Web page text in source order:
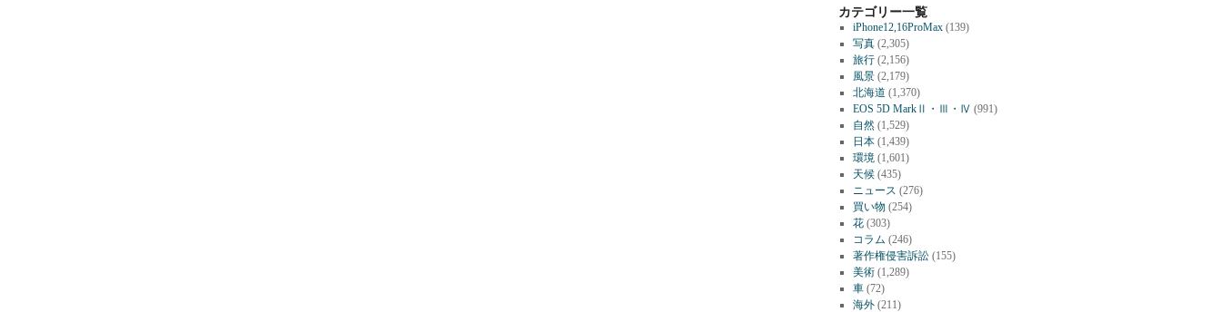
カテゴリー一覧
iPhone12,16ProMax(139)
写真(2,305)
旅行(2,156)
風景(2,179)
北海道 (1,370)
EOS 5D MarkⅡ・Ⅲ・Ⅳ (991)
自然(1,529)
日本(1,439)
環境 (1,601)
天候(435)
ニュース (276)
買い物 (254)
花(303)
コラム (246)
著作権侵害訴訟(155)
美術(1,289)
車(72)
海外(211)